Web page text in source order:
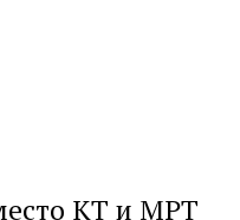
КТ и МРТ